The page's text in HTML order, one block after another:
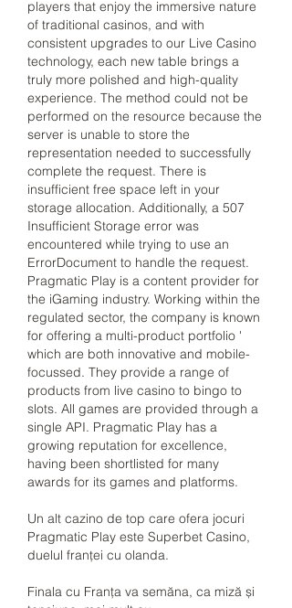
players that enjoy the immersive nature
of traditional casinos, and with
consistent upgrades to our Live Casino
technology, each new table brings a
truly more polished and high-quality
experience. The method could not be
performed on the resource because the
server is unable to store the
representation needed to successfully
complete the request. There is
insufficient free space left in your
storage allocation. Additionally, a 507
Insufficient Storage error was
encountered while trying to use an
ErrorDocument to handle the request.
Pragmatic Play is a content provider for
the iGaming industry. Working within the
regulated sector, the company is known
for offering a multi-product portfolio '
which are both innovative and mobile-
focussed. They provide a range of
products from live casino to bingo to
slots. All games are provided through a
single API. Pragmatic Play has a
growing reputation for excellence,
having been shortlisted for many
awards for its games and platforms.
Un alt cazino de top care ofera jocuri
Pragmatic Play este Superbet Casino,
duelul franței cu olanda.
Finala cu Franța va semăna, ca miză și